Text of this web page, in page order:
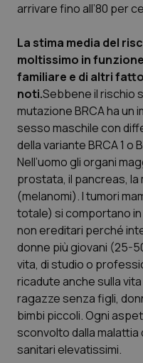
Friuli Venezia
Lazio
Liguria
Lombardia
Marche
Molise
Piemonte
Provincia
Provincia
Puglia
Dermatite Atopica
Diabete &
Disturbi
Dolore
Donna & Salute
Epatiti
HIV
Infezioni &
Ipertensione &
Malattie rare
arrivare fino all’80 per
La stima media del
moltissimo in
familiare e di altri
noti.Sebbene il rischio
mutazione BRCA ha un
sesso maschile con
della variante BRCA 1 o
Nell’uomo gli organi
prostata, il pancreas, la
(melanomi). I tumori
totale) si comportano
non ereditari perché
donne più giovani (25-
vita, di studio o
ricadute anche sulla
ragazze senza figli,
bimbi piccoli. Ogni
sconvolto dalla
sanitari elevatissimi.